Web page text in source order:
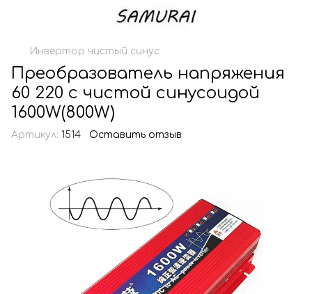
Инвертор чистый синус
Преобразователь напряжения
60 220 с чистой синусоидой
1600W(800W)
Артикул: 1514 Оставить отзыв